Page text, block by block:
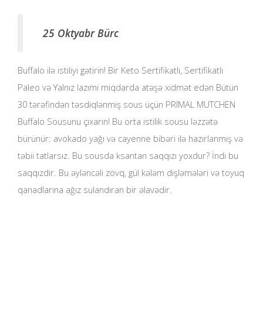
25 Oktyabr Bürc
Buffalo ilə istiliyi gətirin! Bir Keto Sertifikatlı, Sertifikatlı
Paleo və Yalnız lazımi miqdarda atəşə xidmət edən Bütün
30 tərəfindən təsdiqlənmiş sous üçün PRIMAL MUTCHEN
Buffalo Sousunu çıxarın! Bu orta istilik sousu ləzzətə
bürünür: avokado yağı və cayenne bibəri ilə hazırlanmış və
təbii tatlarsız. Bu sousda ksantan saqqızı yoxdur? İndi bu
saqqızdır. Bu əyləncəli zövq, gül kələm dişləmələri və toyuq
qanadlarına ağız sulandıran bir əlavədir.